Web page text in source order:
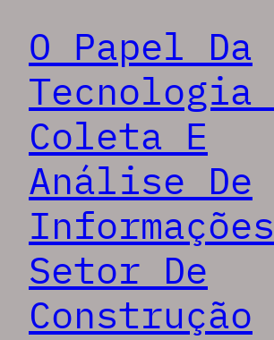
O Papel Da
Tecnologia
Coleta E
Análise De
Setor De
Construção